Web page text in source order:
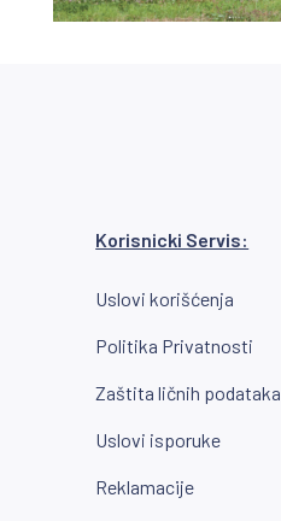
Korisnicki Servis:
Uslovi korišćenja
Politika Privatnosti
Zaštita ličnih podataka
Uslovi isporuke
Reklamacije